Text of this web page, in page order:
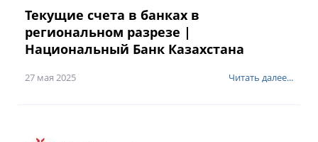
Текущие счета в банках в
региональном разрезе |
Национальный Банк Казахстана
27 мая 2025 Читать далее...